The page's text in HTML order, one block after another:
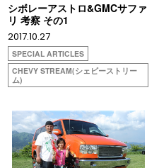
シボレーアストロ&GMCサファ
リ 考察 その1
2017.10.27
SPECIAL ARTICLES
CHEVY STREAM(シェビーストリー
ム)